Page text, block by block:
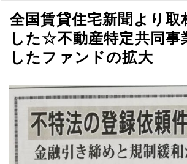
全国賃貸住宅新聞より取
した☆不動産特定共同事
したファンドの拡大